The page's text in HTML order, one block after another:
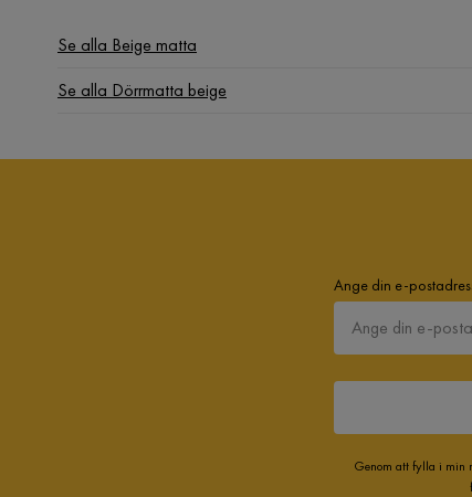
Se alla Beige matta
Se alla Dörrmatta beige
Ange din e-
Genom att fylla i min